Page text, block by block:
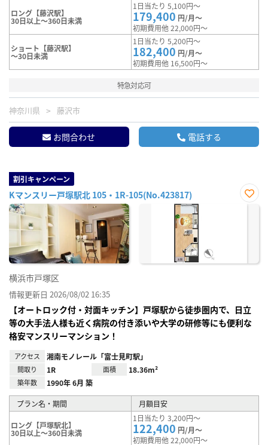
ロング【藤沢駅】
30日以上～360日未満
1日当たり 5,100円～
179,400 円/月～
初期費用他 22,000円～
ショート【藤沢駅】
～30日未満
1日当たり 5,200円～
182,400 円/月～
初期費用他 16,500円～
特急対応可
神奈川県 藤沢市
お問合わせ 電話する
割引キャンペーン
Kマンスリー戸塚駅北 105・1R-105(No.423817)
お気
横浜市戸塚区
情報更新日 2026/08/02 16:35
【オートロック付・対面キッチン】戸塚駅から徒歩圏内で、日立
等の大手法人様も近く病院の付き添いや大学の研修等にも便利な
格安マンスリーマンション！
アクセス 湘南モノレール「富士見町駅」
間取り 1R 面積 18.36m²
築年数 1990年 6月 築
プラン名・期間 月額目安
ロング【戸塚駅北】
30日以上～360日未満
1日当たり 3,200円～
122,400 円/月～
初期費用他 22,000円～